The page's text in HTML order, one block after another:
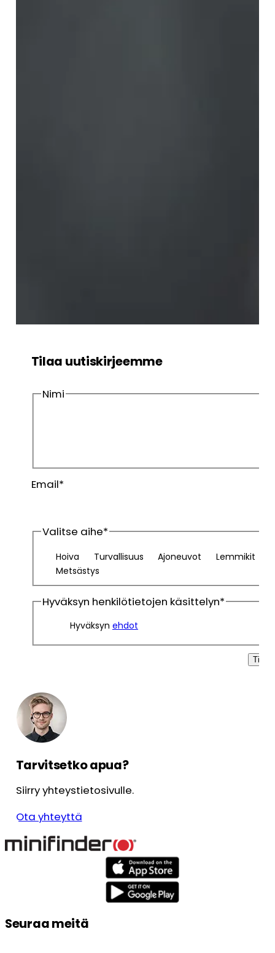
Tilaa uutiskirjeemme
Nimi
Sukunimi
Email*
Valitse aihe*
Hoiva Turvallisuus Ajoneuvot
Lemmikit
Metsästys
Hyväksyn henkilötietojen käsittelyn*
Hyväksyn ehdot
Tilaa
Tarvitsetko apua?
Siirry yhteystietosivulle.
Ota yhteyttä
Seuraa meitä